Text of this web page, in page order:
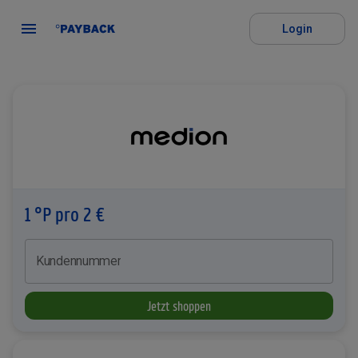
Login
1 °P pro 2 €
Kundennummer
Jetzt shoppen